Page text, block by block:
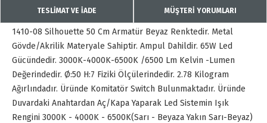
TESLİMAT VE İADE MÜŞTERİ YORUMLARI
1410-08 Silhouette 50 Cm Armatür Beyaz Renktedir. Metal
Gövde/Akrilik Materyale Sahiptir. Ampul Dahildir. 65W Led
Gücündedir. 3000K-4000K-6500K /6500 Lm Kelvin -Lumen
Değerindedir. Ø:50 H:7 Fiziki Ölçülerindedir. 2.78 Kilogram
Ağırlındadır. Üründe Komitatör Switch Bulunmaktadır. Üründe
Duvardaki Anahtardan Aç/Kapa Yaparak Led Sistemin Işık
Rengini 3000K - 4000K - 6500K(Sarı - Beyaza Yakın Sarı-Beyaz)